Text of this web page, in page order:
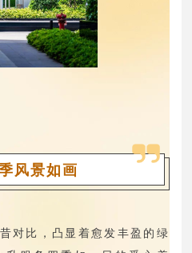
风景如画
对比，凸显着愈发丰盈的绿